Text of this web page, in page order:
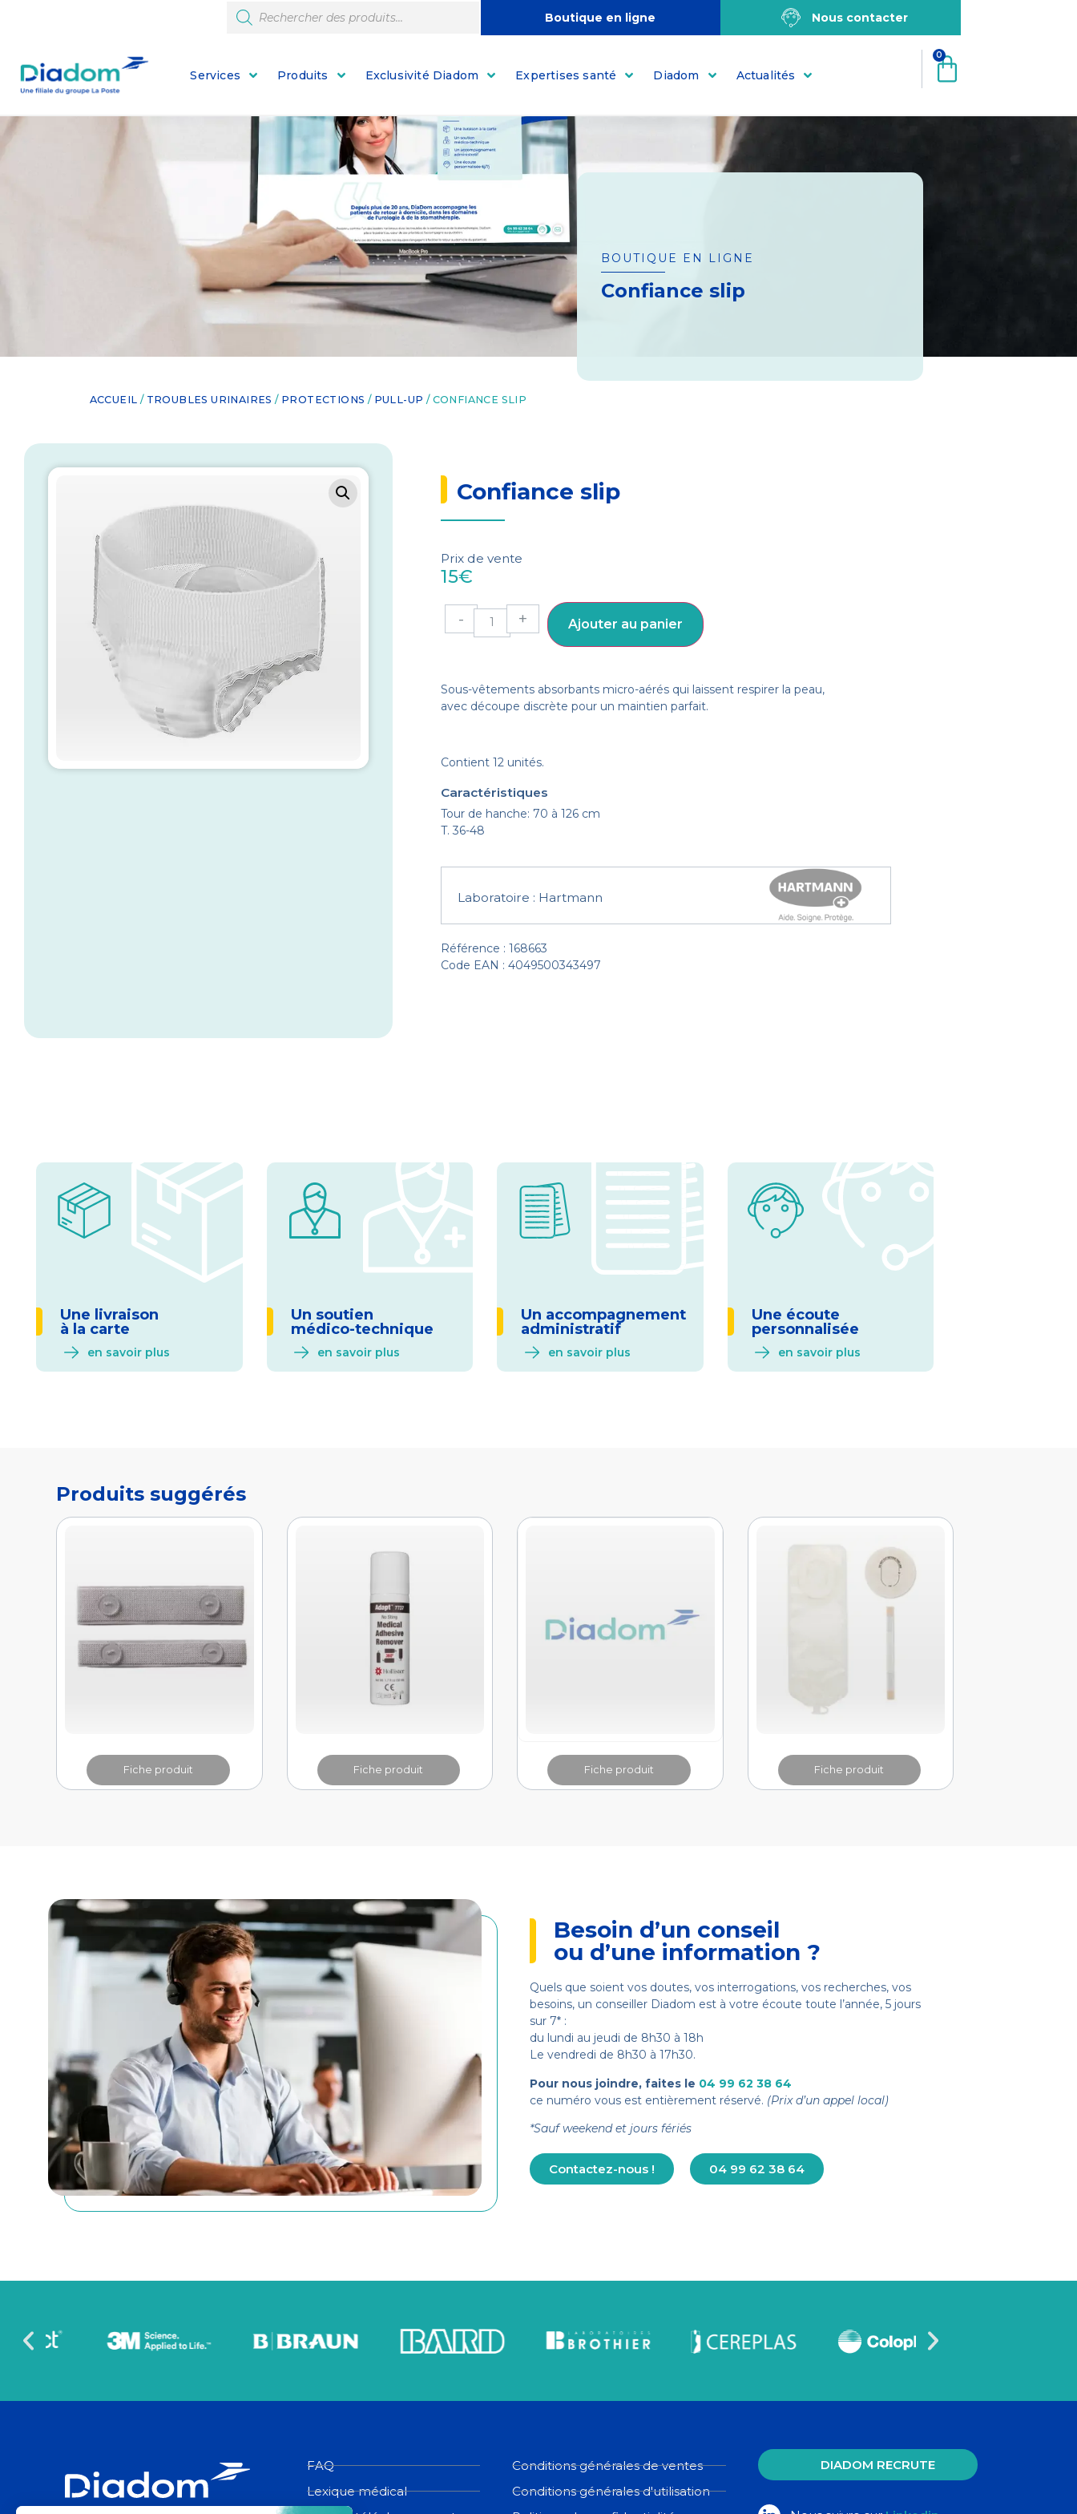
Boutique en ligne Nous contacter
Services Produits Exclusivité Diadom Expertises santé Diadom Actualités
0
BOUTIQUE EN LIGNE
Confiance slip
ACCUEIL / TROUBLES URINAIRES / PROTECTIONS / PULL-UP / CONFIANCE SLIP
Confiance slip
Prix de vente
15€
- + Ajouter au panier
Sous-vêtements absorbants micro-aérés qui laissent respirer la peau,
avec découpe discrète pour un maintien parfait.
Contient 12 unités.
Caractéristiques
Tour de hanche: 70 à 126 cm
T. 36-48
Laboratoire : Hartmann
Référence : 168663
Code EAN : 4049500343497
Une livraison
à la carte
en savoir plus
Un soutien
médico-technique
en savoir plus
Un accompagnement
administratif
en savoir plus
Une écoute
personnalisée
en savoir plus
Fiche produit Fiche produit Fiche produit Fiche produit
Besoin d’un conseil
ou d’une information ?
Quels que soient vos doutes, vos interrogations, vos recherches, vos
besoins, un conseiller Diadom est à votre écoute toute l’année, 5 jours
sur 7* :
du lundi au jeudi de 8h30 à 18h
Le vendredi de 8h30 à 17h30.
Pour nous joindre, faites le 04 99 62 38 64
ce numéro vous est entièrement réservé. (Prix d’un appel local)
*Sauf weekend et jours fériés
Contactez-nous ! 04 99 62 38 64
FAQ
Lexique médical
Conditions générales de ventes
Conditions générales d'utilisation
DIADOM RECRUTE